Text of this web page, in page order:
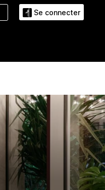
Se connecter